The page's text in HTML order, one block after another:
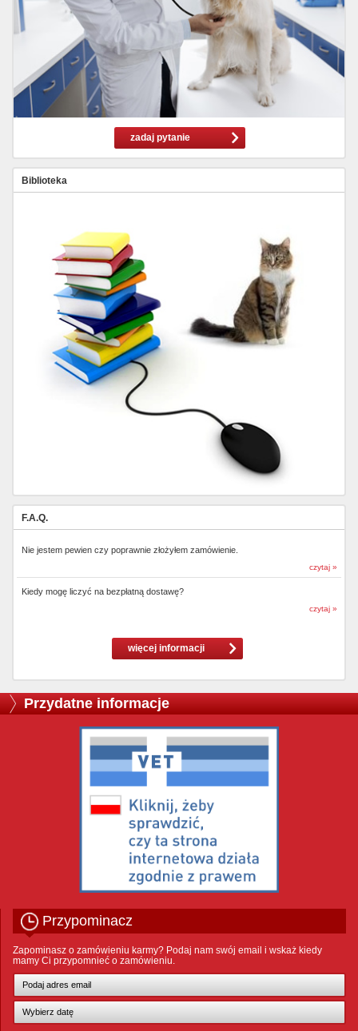
zadaj pytanie
Biblioteka
F.A.Q.
Nie jestem pewien czy poprawnie złożyłem zamówienie.
czytaj »
Kiedy mogę liczyć na bezpłatną dostawę?
czytaj »
więcej informacji
Przydatne informacje
Przypominacz
Zapominasz o zamówieniu karmy? Podaj nam swój email i wskaż kiedy
mamy Ci przypomnieć o zamówieniu.